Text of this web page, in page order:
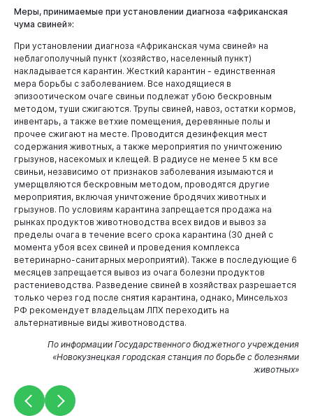
Меры, принимаемые при установлении диагноза «африканская
чума свиней»:
При установлении диагноза «Африканская чума свиней» на
неблагополучный пункт (хозяйство, населенный пункт)
накладывается карантин. Жесткий карантин - единственная
мера борьбы с заболеванием. Все находящиеся в
эпизоотическом очаге свиньи подлежат убою бескровным
методом, туши сжигаются. Трупы свиней, навоз, остатки кормов,
инвентарь, а также ветхие помещения, деревянные полы и
прочее сжигают на месте. Проводится дезинфекция мест
содержания животных, а также мероприятия по уничтожению
грызунов, насекомых и клещей. В радиусе не менее 5 км все
свиньи, независимо от признаков заболевания изымаются и
умерщвляются бескровным методом, проводятся другие
мероприятия, включая уничтожение бродячих животных и
грызунов. По условиям карантина запрещается продажа на
рынках продуктов животноводства всех видов и вывоз за
пределы очага в течение всего срока карантина (30 дней с
момента убоя всех свиней и проведения комплекса
ветеринарно-санитарных мероприятий). Также в последующие 6
месяцев запрещается вывоз из очага болезни продуктов
растениеводства. Разведение свиней в хозяйствах разрешается
только через год после снятия карантина, однако, Минсельхоз
РФ рекомендует владельцам ЛПХ переходить на
альтернативные виды животноводства.
По информации Государственного бюджетного учреждения
«Новокузнецкая городская станция по борьбе с болезнями
животных»